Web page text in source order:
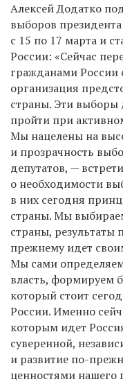
Алексей Додатко
выборов
с 15 по 17 марта и
России: «Сейчас
гражданами России
организация
страны. Эти выборы
пройти при
Мы нацелены на
и прозрачность
депутатов, —
о необходимости
в них сегодня
страны. Мы
страны, результаты
прежнему идет
Мы сами
власть, формируем
который стоит
России. Именно
которым идет
суверенной,
и развитие по-
ценностями нашего